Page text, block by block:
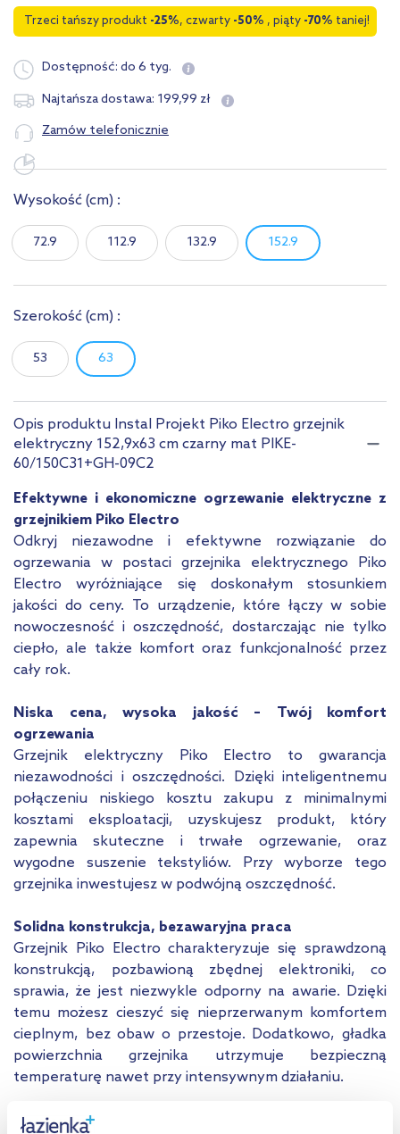
Trzeci tańszy produkt -25%, czwarty -50% , piąty -70% taniej!
Dostępność: do 6 tyg.
Najtańsza dostawa: 199,99 zł
Zamów telefonicznie
Wysokość (cm) :
72.9 112.9 132.9 152.9
Szerokość (cm) :
53 63
Opis produktu Instal Projekt Piko Electro grzejnik
elektryczny 152,9x63 cm czarny mat PIKE-
60/150C31+GH-09C2
Efektywne i ekonomiczne ogrzewanie elektryczne z
grzejnikiem Piko Electro
Odkryj niezawodne i efektywne rozwiązanie do
ogrzewania w postaci grzejnika elektrycznego Piko
Electro wyróżniające się doskonałym stosunkiem
jakości do ceny. To urządzenie, które łączy w sobie
nowoczesność i oszczędność, dostarczając nie tylko
ciepło, ale także komfort oraz funkcjonalność przez
cały rok.
Niska cena, wysoka jakość – Twój komfort
ogrzewania
Grzejnik elektryczny Piko Electro to gwarancja
niezawodności i oszczędności. Dzięki inteligentnemu
połączeniu niskiego kosztu zakupu z minimalnymi
kosztami eksploatacji, uzyskujesz produkt, który
zapewnia skuteczne i trwałe ogrzewanie, oraz
wygodne suszenie tekstyliów. Przy wyborze tego
grzejnika inwestujesz w podwójną oszczędność.
Solidna konstrukcja, bezawaryjna praca
Grzejnik Piko Electro charakteryzuje się sprawdzoną
konstrukcją, pozbawioną zbędnej elektroniki, co
sprawia, że jest niezwykle odporny na awarie. Dzięki
temu możesz cieszyć się nieprzerwanym komfortem
cieplnym, bez obaw o przestoje. Dodatkowo, gładka
powierzchnia grzejnika utrzymuje bezpieczną
temperaturę nawet przy intensywnym działaniu.
Nowoczesność spotyka efektywność